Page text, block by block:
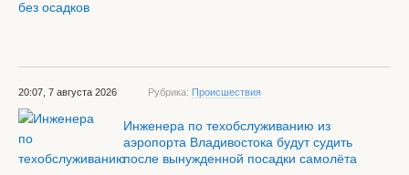
20:07, 7 августа 2026 Рубрика: Происшествия
Инженера по техобслуживанию из
аэропорта Владивостока будут судить
после вынужденной посадки самолёта